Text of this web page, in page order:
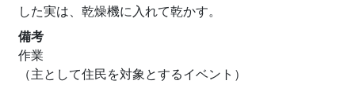
した実は、乾燥機に入れて乾かす。
備考
作業
（主として住民を対象とするイベント）